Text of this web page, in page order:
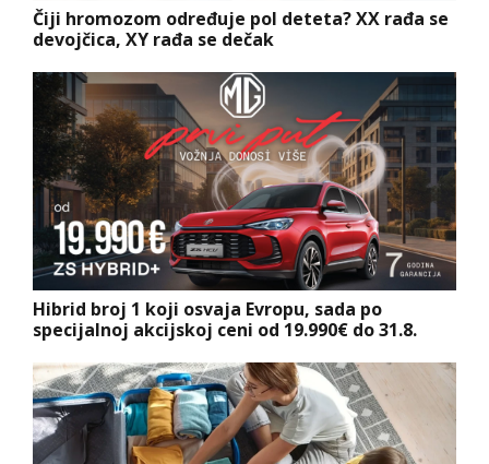
Čiji hromozom određuje pol deteta? XX rađa se
devojčica, XY rađa se dečak
Hibrid broj 1 koji osvaja Evropu, sada po
specijalnoj akcijskoj ceni od 19.990€ do 31.8.